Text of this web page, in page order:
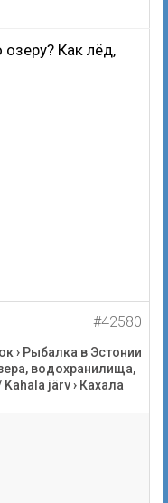
Как лёд,
#42580
› Рыбалка в Эстонии
водохранилища,
Kahala järv› Кахала